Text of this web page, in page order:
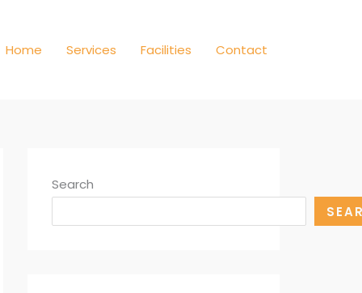
Home Services Facilities Contact
Search